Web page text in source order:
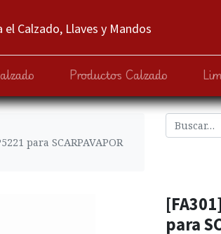
Calzado, Llaves y Mandos
Productos Calzado
para SCARPAVAPOR
para